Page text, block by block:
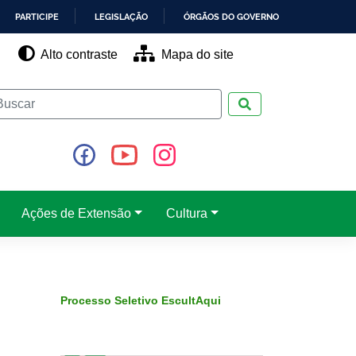
PARTICIPE LEGISLAÇÃO ÓRGÃOS DO GOVERNO
Alto contraste Mapa do site
Ações de Extensão Cultura
Processo Seletivo EscultAqui